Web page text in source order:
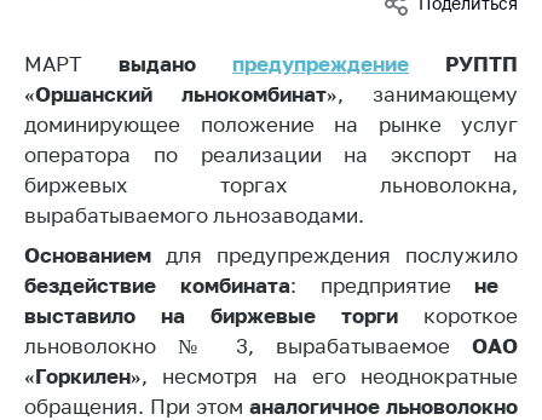
универсальная
товарная биржа
Общественная
жизнь
Идеологическая
работа
Официальные
геральдические
символы
5 лет МАРТ
Деятельность
МАРТ выдано предупреждение РУПТП
«Оршанский льнокомбинат», занимающему
доминирующее положение на рынке услуг
оператора по реализации на экспорт на
биржевых торгах льноволокна,
вырабатываемого льнозаводами.
Основанием для предупреждения послужило
бездействие комбината: предприятиене
выставило на биржевые торги короткое
льноволокно № 3, вырабатываемое ОАО
«Горкилен», несмотря на его неоднократные
обращения. При этом аналогичное льноволокно